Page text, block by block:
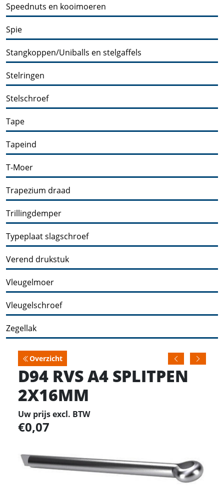
Speednuts en kooimoeren
Spie
Stangkoppen/Uniballs en stelgaffels
Stelringen
Stelschroef
Tape
Tapeind
T-Moer
Trapezium draad
Trillingdemper
Typeplaat slagschroef
Verend drukstuk
Vleugelmoer
Vleugelschroef
Zegellak
Overzicht
D94 RVS A4 SPLITPEN
2X16MM
Uw prijs excl. BTW
0,07